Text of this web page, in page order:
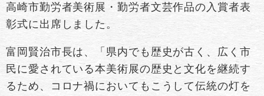
高崎市勤労者美術展・勤労者文芸作品の入賞者表
彰式に出席しました。
富岡賢治市長は、「県内でも歴史が古く、広く市
民に愛されている本美術展の歴史と文化を継続す
るため、コロナ禍においてもこうして伝統の灯を